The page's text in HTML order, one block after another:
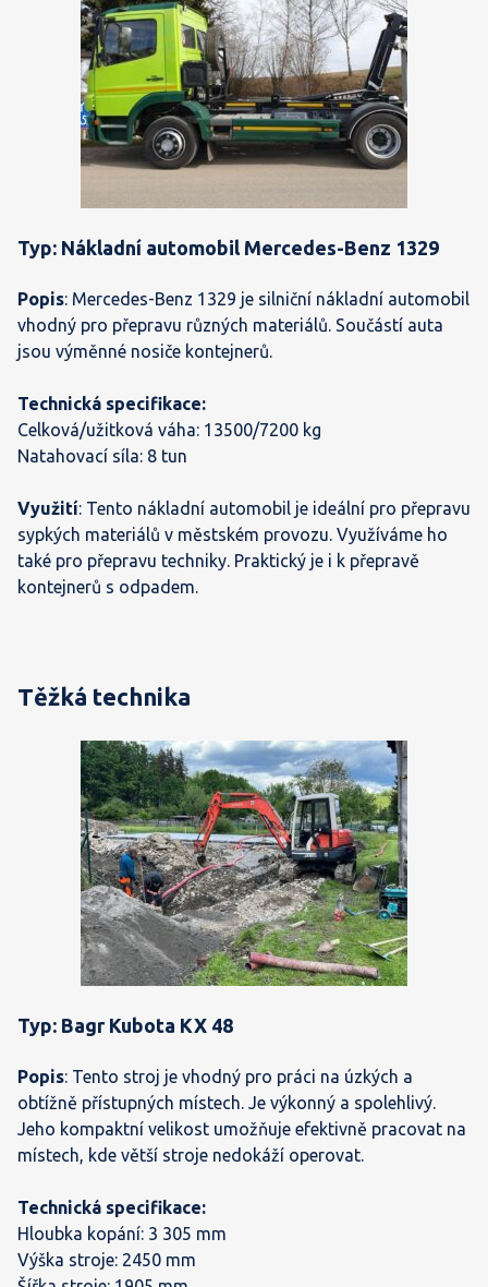
Typ: Nákladní automobil Mercedes-Benz 1329
Popis: Mercedes-Benz 1329 je silniční nákladní automobil
vhodný pro přepravu různých materiálů. Součástí auta
jsou výměnné nosiče kontejnerů.
Technická specifikace:
Celková/užitková váha: 13500/7200 kg
Natahovací síla: 8 tun
Využití: Tento nákladní automobil je ideální pro přepravu
sypkých materiálů v městském provozu. Využíváme ho
také pro přepravu techniky. Praktický je i k přepravě
kontejnerů s odpadem.
Těžká technika
Typ: Bagr Kubota KX 48
Popis: Tento stroj je vhodný pro práci na úzkých a
obtížně přístupných místech. Je výkonný a spolehlivý.
Jeho kompaktní velikost umožňuje efektivně pracovat na
místech, kde větší stroje nedokáží operovat.
Technická specifikace:
Hloubka kopání: 3 305 mm
Výška stroje: 2450 mm